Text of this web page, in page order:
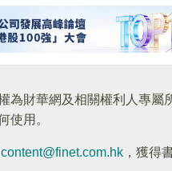
為財華網及相關權利人專屬
使用。
content@finet.com.hk ，獲得